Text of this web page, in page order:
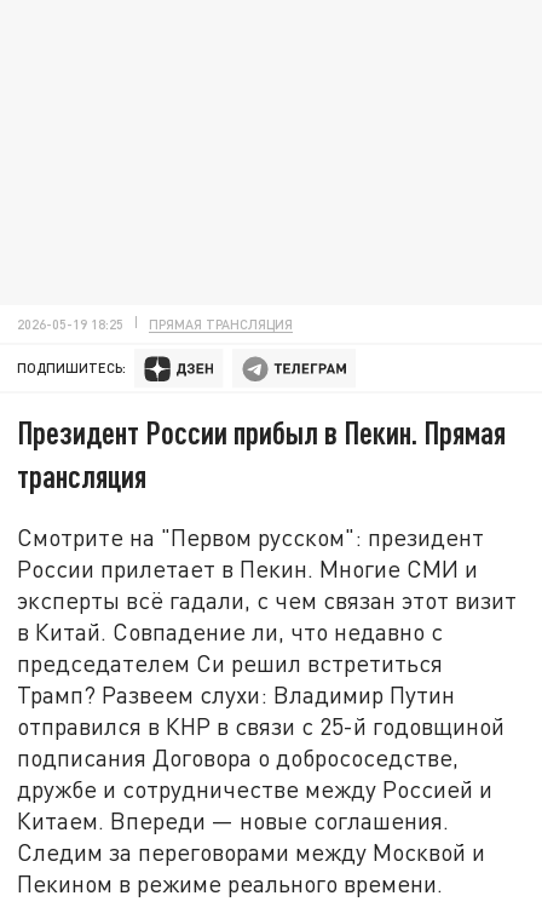
2026-05-19 18:25 ПРЯМАЯ ТРАНСЛЯЦИЯ
ПОДПИШИТЕСЬ:
Президент России прибыл в Пекин. Прямая
трансляция
Смотрите на "Первом русском": президент
России прилетает в Пекин. Многие СМИ и
эксперты всё гадали, с чем связан этот визит
в Китай. Совпадение ли, что недавно с
председателем Си решил встретиться
Трамп? Развеем слухи: Владимир Путин
отправился в КНР в связи с 25-й годовщиной
подписания Договора о добрососедстве,
дружбе и сотрудничестве между Россией и
Китаем. Впереди — новые соглашения.
Следим за переговорами между Москвой и
Пекином в режиме реального времени.